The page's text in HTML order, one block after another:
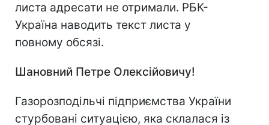
листа адресати не отримали. РБК-
Україна наводить текст листа у
повному обсязі.
Шановний Петре Олексійовичу!
Газорозподільчі підприємства України
стурбовані ситуацією, яка склалася із